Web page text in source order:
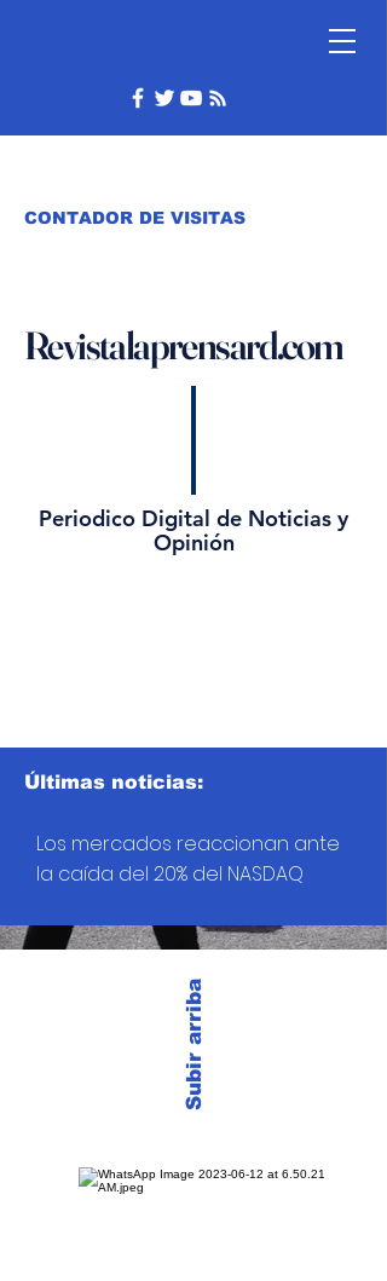
CONTADOR DE VISITAS
Revistalaprensard.com
Periodico Digital de Noticias y
Opinión
Subir arriba
Últimas noticias:
Los mercados reaccionan ante
la caída del 20% del NASDAQ